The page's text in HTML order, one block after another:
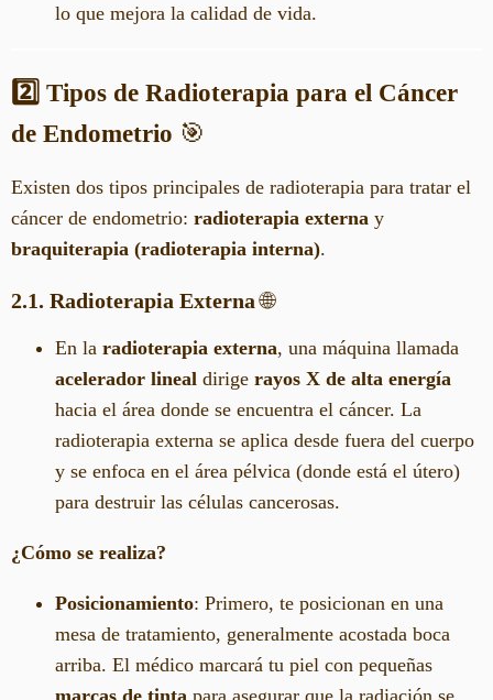
lo que mejora la calidad de vida.
2️⃣ Tipos de Radioterapia para el Cáncer
de Endometrio 🎯
Existen dos tipos principales de radioterapia para tratar el
cáncer de endometrio: radioterapia externa y
braquiterapia (radioterapia interna).
2.1. Radioterapia Externa🌐
En la radioterapia externa, una máquina llamada
acelerador lineal dirige rayos X de alta energía
hacia el área donde se encuentra el cáncer. La
radioterapia externa se aplica desde fuera del cuerpo
y se enfoca en el área pélvica (donde está el útero)
para destruir las células cancerosas.
¿Cómo se realiza?
Posicionamiento: Primero, te posicionan en una
mesa de tratamiento, generalmente acostada boca
arriba. El médico marcará tu piel con pequeñas